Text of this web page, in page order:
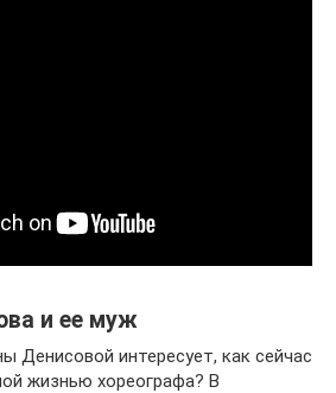
и ее муж
Денисовой интересует, как сейчас
жизнью хореографа? В